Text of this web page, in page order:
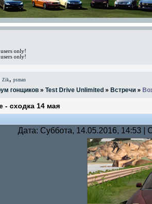
only!
only!
Zik, psman
гонщиков » Test Drive Unlimited » Встречи »
- сходка 14 мая
Дата: Суббота, 14.05.2016, 14:53